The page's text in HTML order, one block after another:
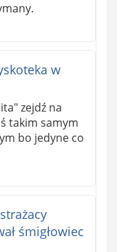
w
zejdź na
takim samym
bo jedyne co
śmigłowiec